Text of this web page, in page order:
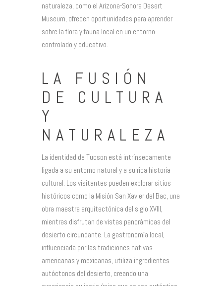
naturaleza, como el Arizona-Sonora Desert
Museum, ofrecen oportunidades para aprender
sobre la flora y fauna local en un entorno
controlado y educativo.
LA FUSIÓN
DE CULTURA
Y
NATURALEZA
La identidad de Tucson está intrínsecamente
ligada a su entorno natural y a su rica historia
cultural. Los visitantes pueden explorar sitios
históricos como la Misión San Xavier del Bac, una
obra maestra arquitectónica del siglo XVIII,
mientras disfrutan de vistas panorámicas del
desierto circundante. La gastronomía local,
influenciada por las tradiciones nativas
americanas y mexicanas, utiliza ingredientes
autóctonos del desierto, creando una